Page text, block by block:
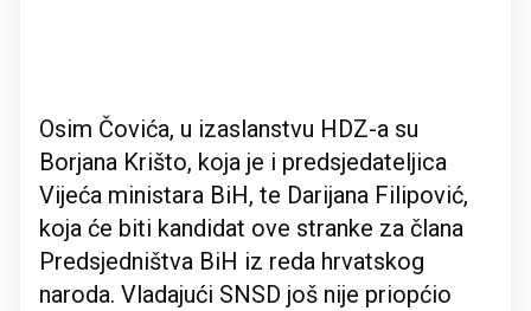
Osim Čovića, u izaslanstvu HDZ-a su
Borjana Krišto, koja je i predsjedateljica
Vijeća ministara BiH, te Darijana Filipović,
koja će biti kandidat ove stranke za člana
Predsjedništva BiH iz reda hrvatskog
naroda. Vladajući SNSD još nije priopćio